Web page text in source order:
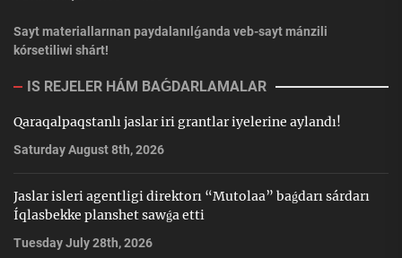
Sayt materiallarınan paydalanılǵanda veb-sayt mánzili
kórsetiliwi shárt!
IS REJELER HÁM BAǴDARLAMALAR
Qaraqalpaqstanlı jaslar iri grantlar iyelerine aylandı!
Saturday August 8th, 2026
Jaslar isleri agentligi direktorı “Mutolaa” baǵdarı sárdarı
Íqlasbekke planshet sawǵa etti
Tuesday July 28th, 2026